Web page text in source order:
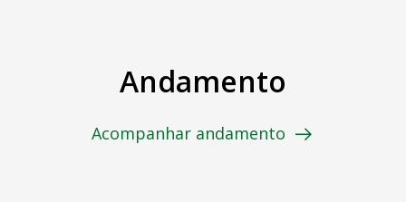
Andamento
Acompanhar andamento